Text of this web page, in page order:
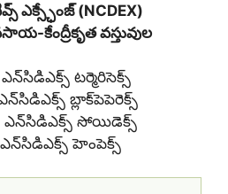
ఎక్స్ఛేంజ్ (NCDEX)
కేంద్రీకృత వస్తువుల
టర్మెరిసెక్స్
బ్లాక్‌పెపెరెక్స్
ఎన్‌సిడిఎక్స్ సోయిడెక్స్
హెంపెక్స్